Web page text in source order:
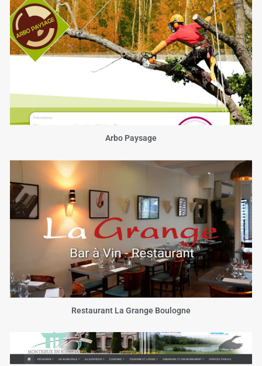
Arbo Paysage
Restaurant La Grange Boulogne